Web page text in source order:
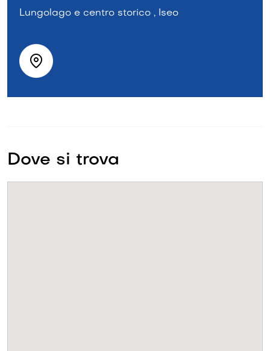
Lungolago e centro storico , Iseo
Dove si trova